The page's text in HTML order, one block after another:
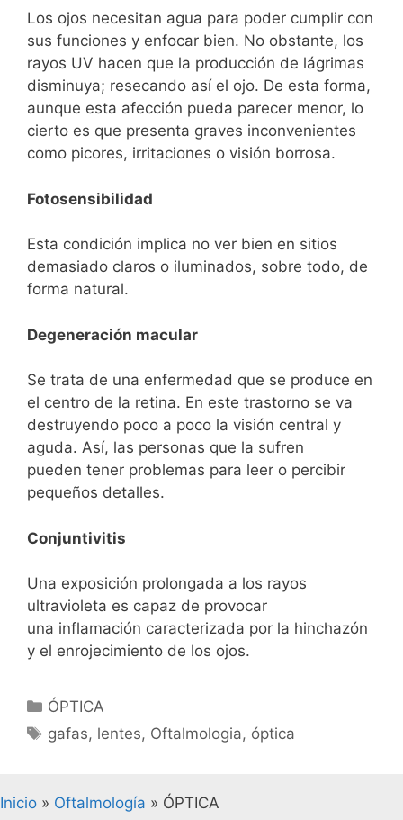
Los ojos necesitan agua para poder cumplir con
sus funciones y enfocar bien. No obstante, los
rayos UV hacen que la producción de lágrimas
disminuya; resecando así el ojo. De esta forma,
aunque esta afección pueda parecer menor, lo
cierto es que presenta graves inconvenientes
como picores, irritaciones o visión borrosa.
Fotosensibilidad
Esta condición implica no ver bien en sitios
demasiado claros o iluminados, sobre todo, de
forma natural.
Degeneración macular
Se trata de una enfermedad que se produce en
el centro de la retina. En este trastorno se va
destruyendo poco a poco la visión central y
aguda. Así, las personas que la sufren
pueden tener problemas para leer o percibir
pequeños detalles.
Conjuntivitis
Una exposición prolongada a los rayos
ultravioleta es capaz de provocar
una inflamación caracterizada por la hinchazón
y el enrojecimiento de los ojos.
ÓPTICA
gafas, lentes, Oftalmologia, óptica
Inicio » Oftalmología » ÓPTICA